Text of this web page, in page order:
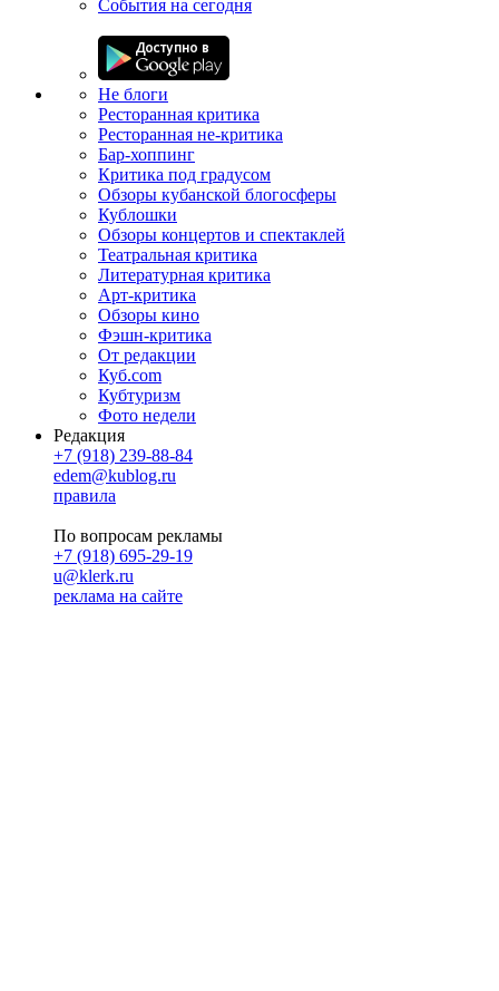
События на сегодня
Не блоги
Ресторанная критика
Ресторанная не-критика
Бар-хоппинг
Критика под градусом
Обзоры кубанской блогосферы
Кублошки
Обзоры концертов и спектаклей
Театральная критика
Литературная критика
Арт-критика
Обзоры кино
Фэшн-критика
От редакции
Куб.com
Кубтуризм
Фото недели
Редакция
+7 (918) 239-88-84
edem@kublog.ru
правила
По вопросам рекламы
+7 (918) 695-29-19
u@klerk.ru
реклама на сайте